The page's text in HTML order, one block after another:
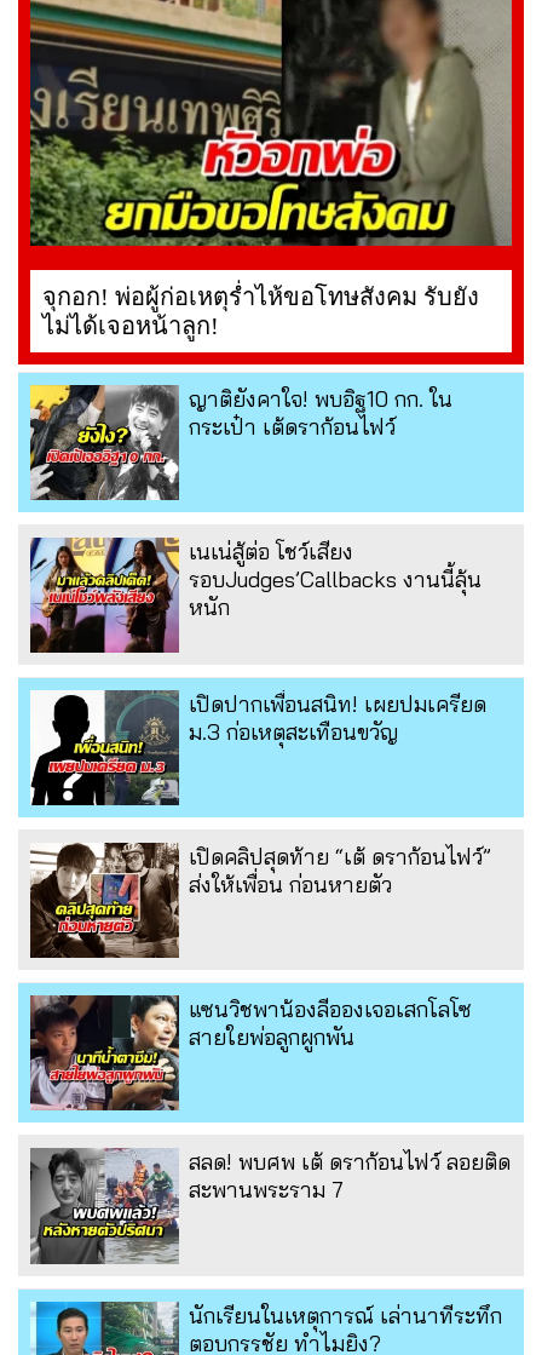
จุกอก! พ่อผู้ก่อเหตุร่ำไห้ขอโทษสังคม รับยัง
ไม่ได้เจอหน้าลูก!
ญาติยังคาใจ! พบอิฐ10 กก. ใน
กระเป๋า เต้ดราก้อนไฟว์
เนเน่สู้ต่อ โชว์เสียง
รอบJudges’Callbacks งานนี้ลุ้น
หนัก
เปิดปากเพื่อนสนิท! เผยปมเครียด
ม.3 ก่อเหตุสะเทือนขวัญ
เปิดคลิปสุดท้าย “เต้ ดราก้อนไฟว์”
ส่งให้เพื่อน ก่อนหายตัว
แซนวิชพาน้องลีอองเจอเสกโลโซ
สายใยพ่อลูกผูกพัน
สลด! พบศพ เต้ ดราก้อนไฟว์ ลอยติด
สะพานพระราม 7
นักเรียนในเหตุการณ์ เล่านาทีระทึก
ตอบกรรชัย ทำไมยิง?